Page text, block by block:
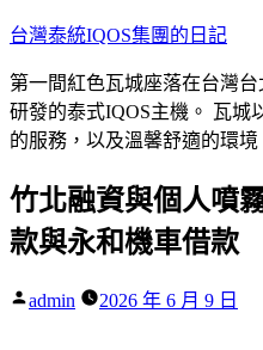
跳
主
要
內
台灣泰統IQOS集團的日記
第一間紅色瓦城座落在台灣
研發的泰式IQOS主機。 瓦城
的服務，以及溫馨舒適的環境
竹北融資與個人噴
款與永和機車借款
作
admin 2026 年 6 月 9 日